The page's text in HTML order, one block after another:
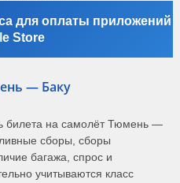
для оплаты приложений
Store
— Баку
билета на самолёт Тюмень —
сборы, сборы
багажа, спрос и
учитываются класс